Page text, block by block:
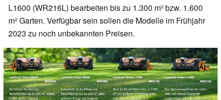
L1600 (WR216L) bearbeiten bis zu 1.300 m² bzw. 1.600
m² Garten. Verfügbar sein sollen die Modelle im Frühjahr
2023 zu noch unbekannten Preisen.